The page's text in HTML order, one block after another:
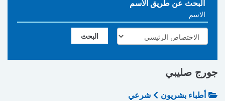
البحث عن طريق الاسم
جورج صليبي
أطباء بشريون
شرعي